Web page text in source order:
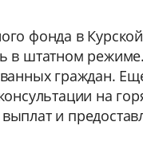
фонда в Курской
в штатном
граждан.
на
и